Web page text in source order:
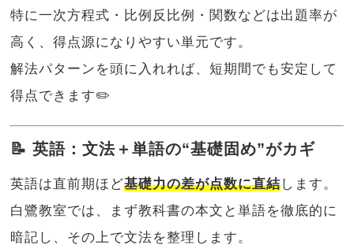
特に一次方程式・比例反比例・関数などは出題率が
高く、得点源になりやすい単元です。
解法パターンを頭に入れれば、短期間でも安定して
得点できます✏️
📝 英語：文法＋単語の“基礎固め”がカギ
英語は直前期ほど基礎力の差が点数に直結します。
白鷺教室では、まず教科書の本文と単語を徹底的に
暗記し、その上で文法を整理します。